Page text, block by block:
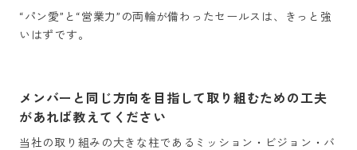
“パン愛”と“営業力”の両輪が備わったセールスは、きっと強
いはずです。
メンバーと同じ方向を目指して取り組むための工夫
があれば教えてください
当社の取り組みの大きな柱であるミッション・ビジョン・バ